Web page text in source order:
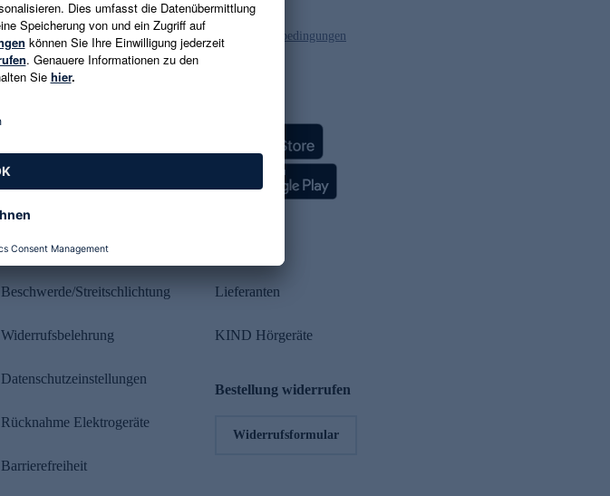
Es gelten die Datenschutzrichtlinien und die Gutscheinbedingungen
Rechtliches
Beschwerde/Streitschlichtung
Widerrufsbelehrung
Datenschutzeinstellungen
Rücknahme Elektrogeräte
Barrierefreiheit
Lieferanten
KIND Hörgeräte
Bestellung widerrufen
Widerrufsformular